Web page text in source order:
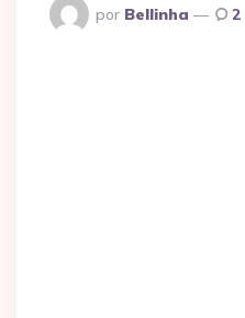
Postado
Por
por Bellinha 2